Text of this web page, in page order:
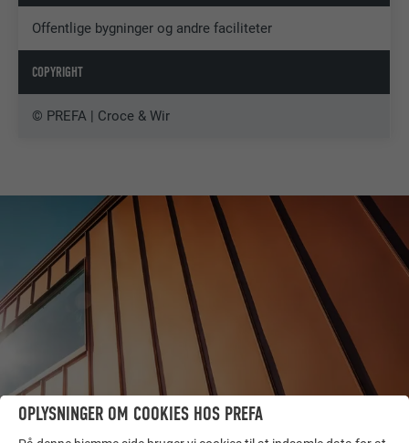
Offentlige bygninger og andre faciliteter
COPYRIGHT
© PREFA | Croce & Wir
OPLYSNINGER OM COOKIES HOS PREFA